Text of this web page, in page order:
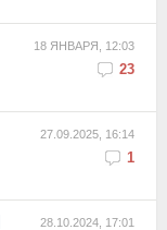
18 ЯНВАРЯ, 12:03
23
27.09.2025, 16:14
1
28.10.2024, 17:01